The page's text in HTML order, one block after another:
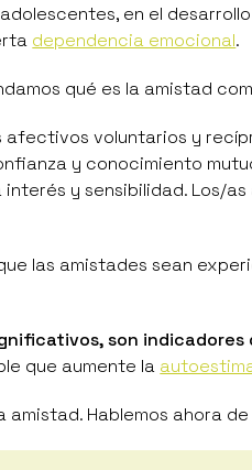
en el
dependencia emocional.
qué es la amistad
afectivos voluntarios y
y conocimiento
y sensibilidad. Los/
las amistades sean
son
que aumente la
Hablemos ahora